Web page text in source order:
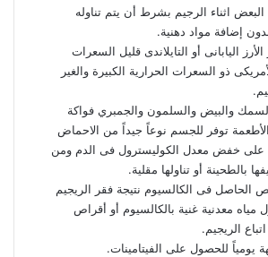
اثناء الرجيم بشرط أن يتم تناوله
إضافة مواد دهنية.
اليابانى أو التايلاندى قليل السعرات
ذو السعرات الحرارية الكبيرة والغير
السمك والبيض والسلمون والجمبري فواكة
توفر للجسم نوعاً جيداً من الاحماض
على خفض معدل الكوليسترول فى الدم ومن
بالطحينة أو تناولها مقلية.
الحاصل فى الكالسيوم نتيجة فقر الريجيم
مياه معدنية غنية بالكالسيوم أو أقراص
الريجيم.